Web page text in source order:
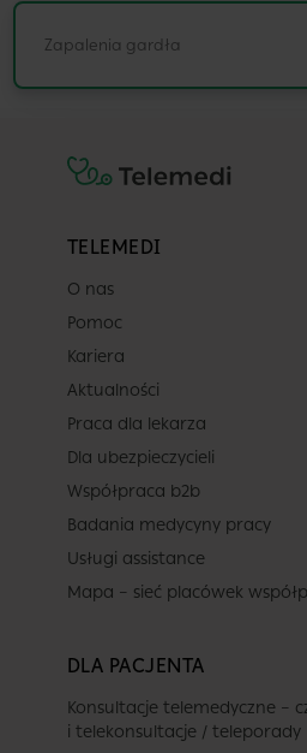
TELEMEDI
O nas
Pomoc
Kariera
Aktualności
Praca dla lekarza
Dla ubezpieczycieli
Współpraca b2b
Badania medycyny pracy
Usługi assistance
Mapa – sieć placówek
DLA PACJENTA
Konsultacje telemedyczne –
i telekonsultacje / teleporady